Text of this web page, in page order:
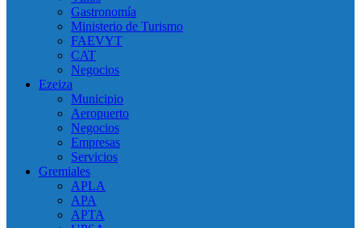
Gastronomía
Ministerio de Turismo
FAEVYT
CAT
Negocios
Ezeiza
Municipio
Aeropuerto
Negocios
Empresas
Servicios
Gremiales
APLA
APA
APTA